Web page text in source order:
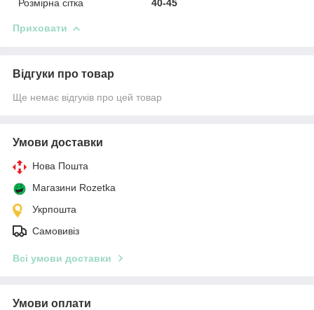
Розмірна сітка 40-45
Приховати
Відгуки про товар
Ще немає відгуків про цей товар
Умови доставки
Нова Пошта
Магазини Rozetka
Укрпошта
Самовивіз
Всі умови доставки
Умови оплати